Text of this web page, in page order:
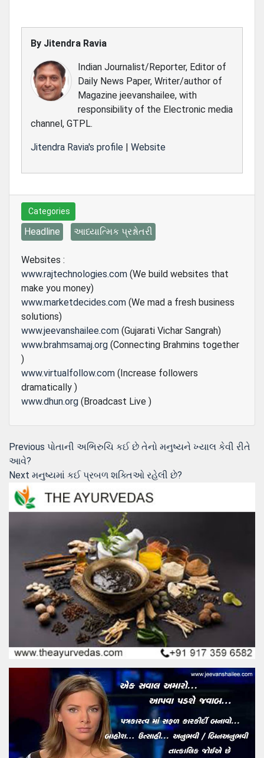
By Jitendra Ravia
Indian Journalist/Reporter, Editor of
Daily News Paper, Writer/author of
Magazine jeevanshailee, with
responsibility of the Electronic media
channel, GTPL.
Jitendra Ravia's profile | Website
Categories
Headline આધ્યાત્મિક પ્રશ્નોતરી
Websites :
www.rajtechnologies.com (We build websites that
make you money)
www.marketdecides.com (We mad a fresh business
solutions)
www.jeevanshailee.com (Gujarati Vichar Sangrah)
www.brahmsamaj.org (Connecting Brahmins together
)
www.virtualfollow.com (Increase followers
dramatically )
www.dhun.org (Broadcast Live )
Post
navigation
Previous Previous
પોતાની અભિરુચિ કઈ છે તેનો મનુષ્યને ખ્યાલ કેવી રીતે
આવે?
Next Next
મનુષ્યમાં કઈ પ્રબળ શક્તિઓ રહેલી છે?